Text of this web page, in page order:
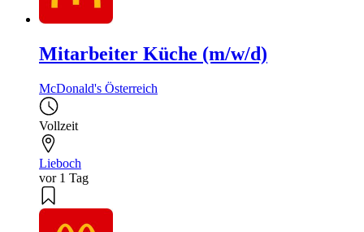
Mitarbeiter Küche (m/w/d)
McDonald's Österreich
Vollzeit
Lieboch
vor 1 Tag